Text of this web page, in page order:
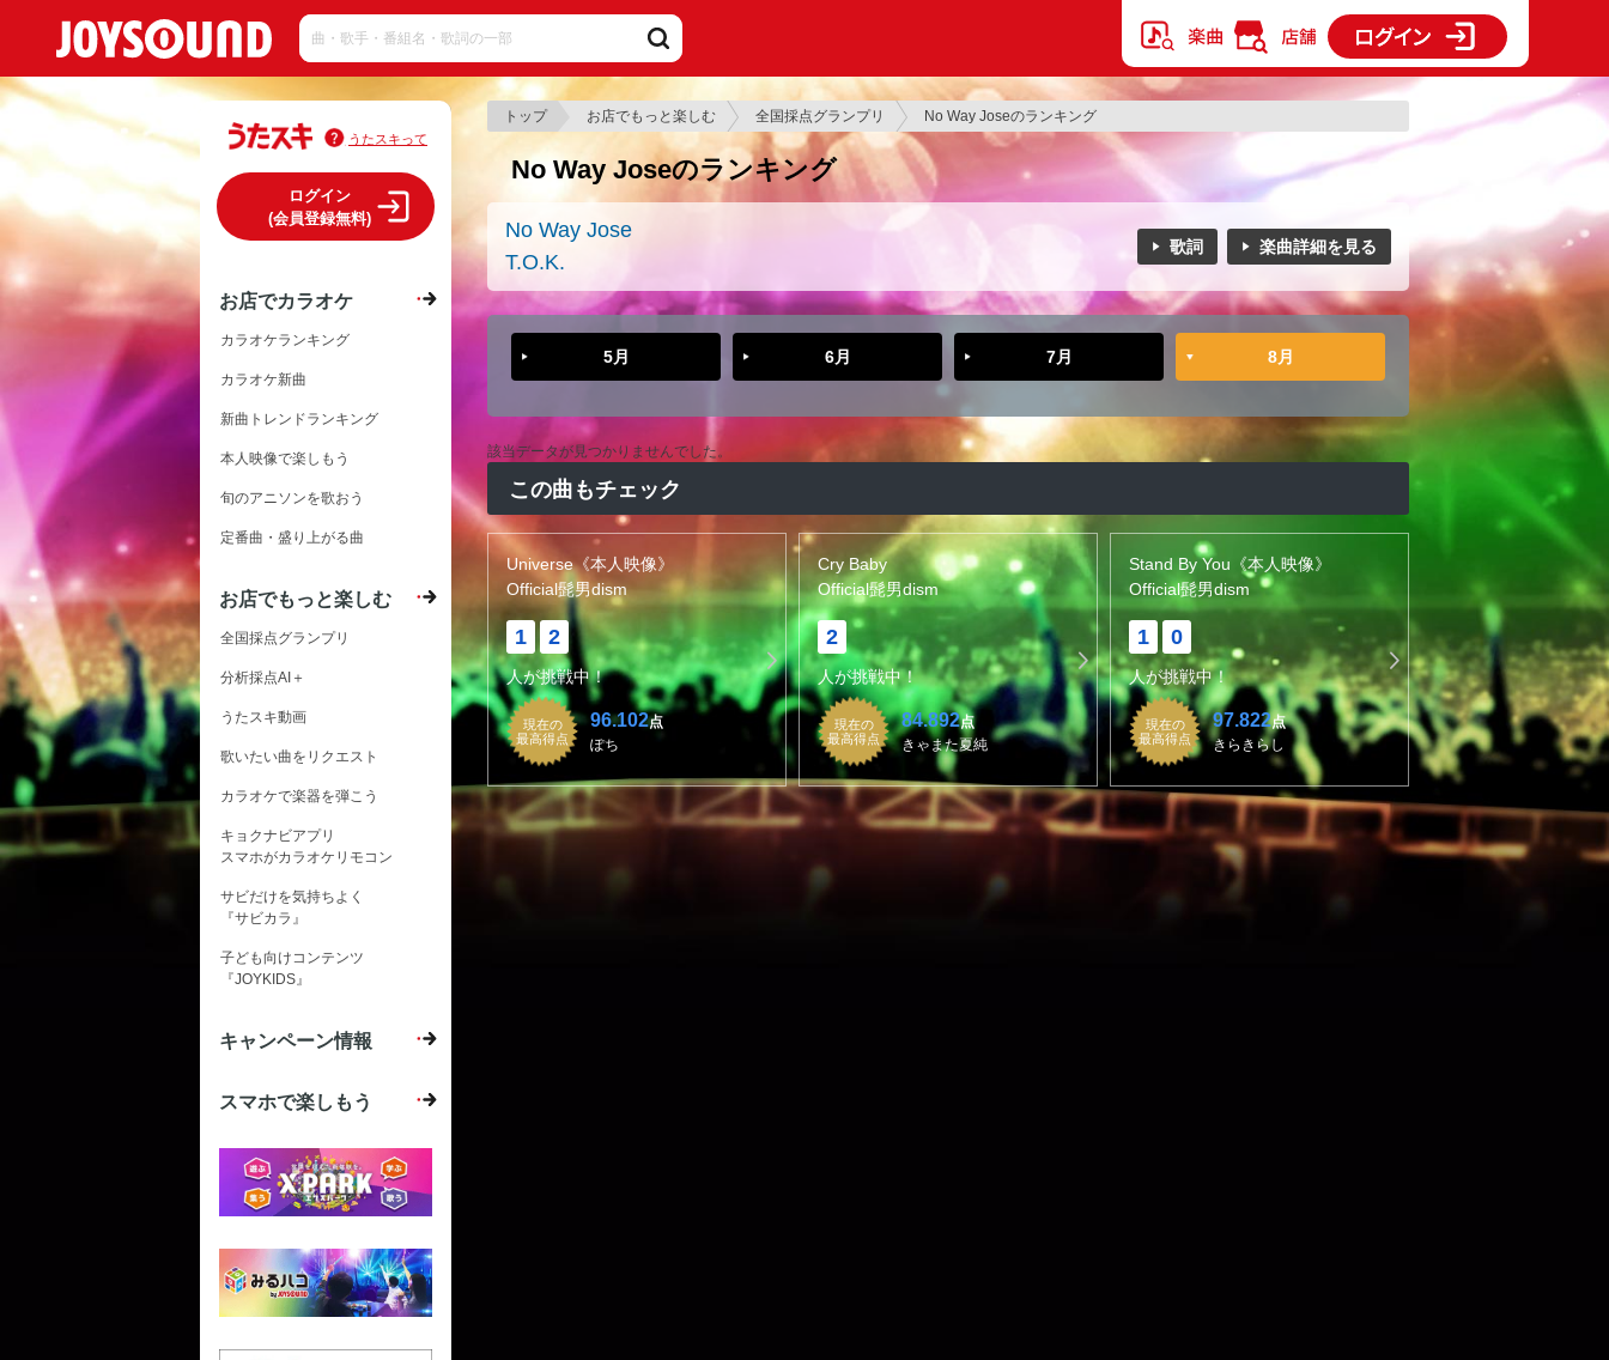
トップ お店でもっと楽しむ 全国採点グランプリ No Way Joseのランキング
No Way Joseのランキング
No Way Jose
T.O.K.
歌詞 楽曲詳細を見る
5月 6月 7月 8月
該当データが見つかりませんでした。
この曲もチェック
Universe《本人映像》
Official髭男dism
1 2
人が挑戦中！
現在の
最高得点
96.102点
ぽち
Cry Baby
Official髭男dism
2
人が挑戦中！
現在の
最高得点
84.892点
きゃまた夏純
Stand By You《本人映像》
Official髭男dism
1 0
人が挑戦中！
現在の
最高得点
97.822点
きらきらし
うたスキって
ログイン
(会員登録無料)
お店でカラオケ
カラオケランキング
カラオケ新曲
新曲トレンドランキング
本人映像で楽しもう
旬のアニソンを歌おう
定番曲・盛り上がる曲
お店でもっと楽しむ
全国採点グランプリ
分析採点AI＋
うたスキ動画
歌いたい曲をリクエスト
カラオケで楽器を弾こう
キョクナビアプリ
スマホがカラオケリモコン
サビだけを気持ちよく
『サビカラ』
子ども向けコンテンツ
『JOYKIDS』
キャンペーン情報
スマホで楽しもう